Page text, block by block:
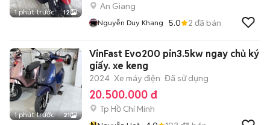
1 phút trước 12
An Giang
Nguyễn Duy Khang 5.0 2 đã bán
1 phút trước 21
VinFast Evo200 pin3.5kw ngay chủ ký
giấy. xe keng
2024 Xe máy điện Đã sử dụng
20.500.000 đ
Tp Hồ Chí Minh